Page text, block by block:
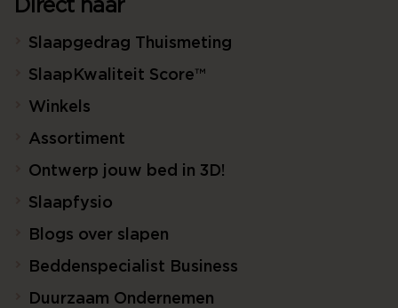
Direct naar
Slaapgedrag Thuismeting
SlaapKwaliteit Score™
Winkels
Assortiment
Ontwerp jouw bed in 3D!
Slaapfysio
Blogs over slapen
Beddenspecialist Business
Duurzaam Ondernemen